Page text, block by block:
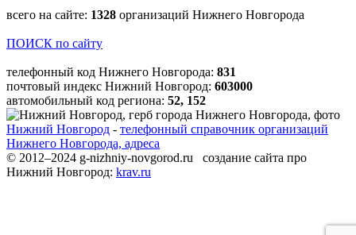
всего на сайте: 1328 организаций Нижнего Новгорода
ПОИСК по сайту
телефонный код Нижнего Новгорода: 831
почтовый индекс Нижний Новгород: 603000
автомобильный код региона: 52, 152
Нижний Новгород - телефонный справочник организаций
Нижнего Новгорода, адреса
© 2012–2024 g-nizhniy-novgorod.ru создание сайта про
Нижний Новгород: krav.ru